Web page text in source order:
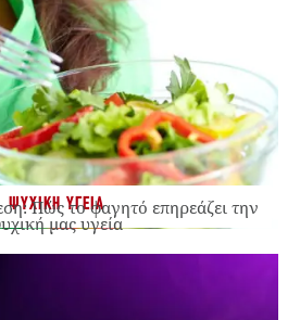
ΨΥΧΙΚΗ ΥΓΕΙΑ
Πώς το φαγητό επηρεάζει την
μας υγεία